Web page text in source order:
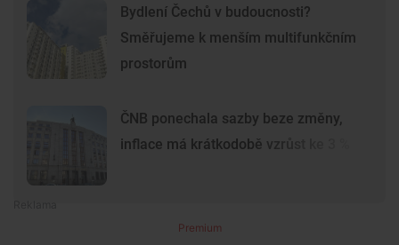
Bydlení Čechů v budoucnosti?
Směřujeme k menším multifunkčním
prostorům
ČNB ponechala sazby beze změny,
inflace má krátkodobě vzrůst ke 3 %
Premium